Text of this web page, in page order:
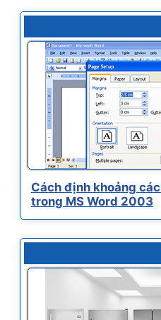
Cách định khoảng
trong MS Word 2003